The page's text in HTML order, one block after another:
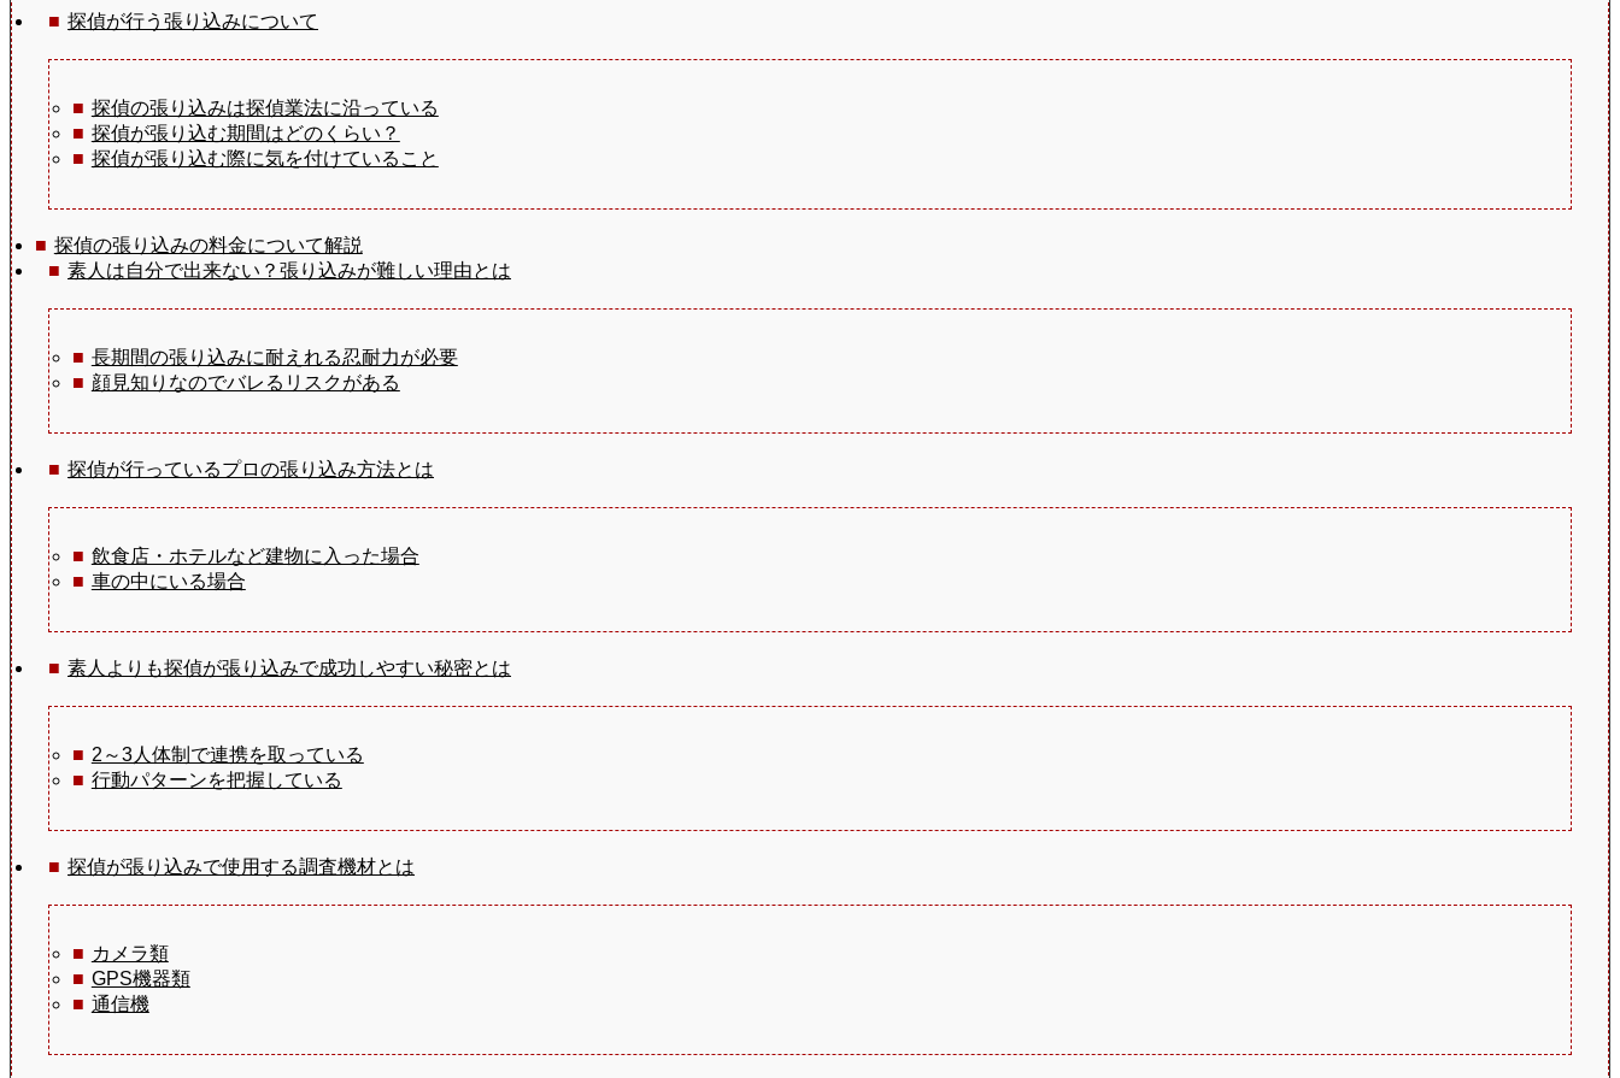
探偵が行う張り込みについて
探偵の張り込みは探偵業法に沿っている
探偵が張り込む期間はどのくらい？
探偵が張り込む際に気を付けていること
探偵の張り込みの料金について解説
素人は自分で出来ない？張り込みが難しい理由とは
長期間の張り込みに耐えれる忍耐力が必要
顔見知りなのでバレるリスクがある
探偵が行っているプロの張り込み方法とは
飲食店・ホテルなど建物に入った場合
車の中にいる場合
素人よりも探偵が張り込みで成功しやすい秘密とは
2～3人体制で連携を取っている
行動パターンを把握している
探偵が張り込みで使用する調査機材とは
カメラ類
GPS機器類
通信機